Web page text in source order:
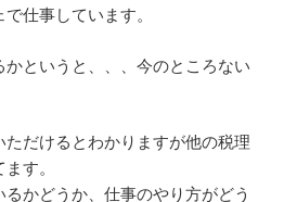
仕事しています。
かというと、、、今のところない
ただけるとわかりますが他の税理
す。
るかどうか、仕事のやり方がどう